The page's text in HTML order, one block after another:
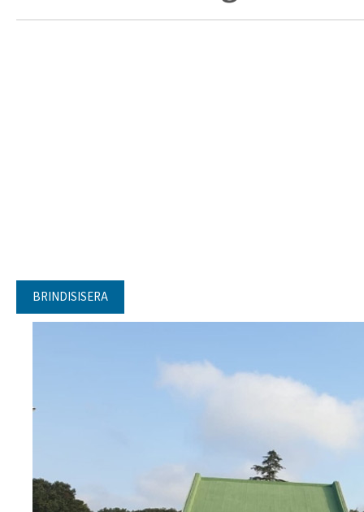
BRINDISISERA